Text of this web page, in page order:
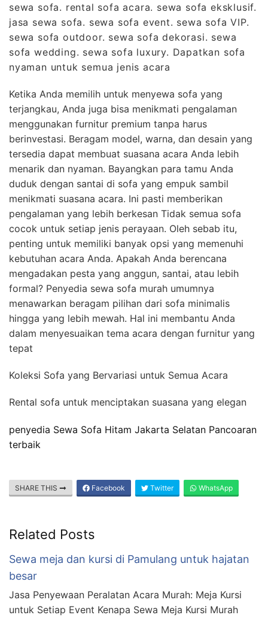
sewa sofa. rental sofa acara. sewa sofa eksklusif.
jasa sewa sofa. sewa sofa event. sewa sofa VIP.
sewa sofa outdoor. sewa sofa dekorasi. sewa
sofa wedding. sewa sofa luxury. Dapatkan sofa
nyaman untuk semua jenis acara
Ketika Anda memilih untuk menyewa sofa yang
terjangkau, Anda juga bisa menikmati pengalaman
menggunakan furnitur premium tanpa harus
berinvestasi. Beragam model, warna, dan desain yang
tersedia dapat membuat suasana acara Anda lebih
menarik dan nyaman. Bayangkan para tamu Anda
duduk dengan santai di sofa yang empuk sambil
menikmati suasana acara. Ini pasti memberikan
pengalaman yang lebih berkesan Tidak semua sofa
cocok untuk setiap jenis perayaan. Oleh sebab itu,
penting untuk memiliki banyak opsi yang memenuhi
kebutuhan acara Anda. Apakah Anda berencana
mengadakan pesta yang anggun, santai, atau lebih
formal? Penyedia sewa sofa murah umumnya
menawarkan beragam pilihan dari sofa minimalis
hingga yang lebih mewah. Hal ini membantu Anda
dalam menyesuaikan tema acara dengan furnitur yang
tepat
Koleksi Sofa yang Bervariasi untuk Semua Acara
Rental sofa untuk menciptakan suasana yang elegan
penyedia Sewa Sofa Hitam Jakarta Selatan Pancoaran
terbaik
SHARE THIS Facebook Twitter WhatsApp
Related Posts
Sewa meja dan kursi di Pamulang untuk hajatan
besar
Jasa Penyewaan Peralatan Acara Murah: Meja Kursi
untuk Setiap Event Kenapa Sewa Meja Kursi Murah